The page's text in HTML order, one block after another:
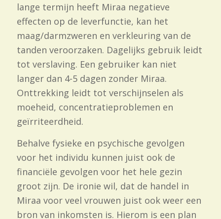
lange termijn heeft Miraa negatieve
effecten op de leverfunctie, kan het
maag/darmzweren en verkleuring van de
tanden veroorzaken. Dagelijks gebruik leidt
tot verslaving. Een gebruiker kan niet
langer dan 4-5 dagen zonder Miraa.
Onttrekking leidt tot verschijnselen als
moeheid, concentratieproblemen en
geïrriteerdheid.
Behalve fysieke en psychische gevolgen
voor het individu kunnen juist ook de
financiële gevolgen voor het hele gezin
groot zijn. De ironie wil, dat de handel in
Miraa voor veel vrouwen juist ook weer een
bron van inkomsten is. Hierom is een plan